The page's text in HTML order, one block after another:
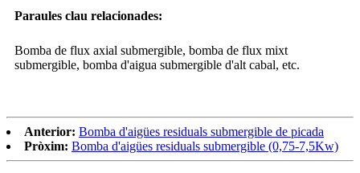
Paraules clau relacionades:
Bomba de flux axial submergible, bomba de flux mixt
submergible, bomba d'aigua submergible d'alt cabal, etc.
Anterior: Bomba d'aigües residuals submergible de picada
Pròxim: Bomba d'aigües residuals submergible (0,75-7,5Kw)